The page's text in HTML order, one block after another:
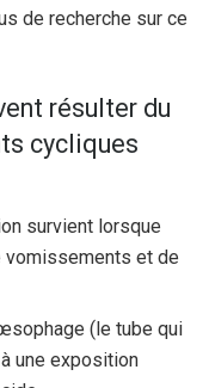
de recherche sur ce
résulter du
cycliques
survient lorsque
vomissements et de
(le tube qui
une exposition